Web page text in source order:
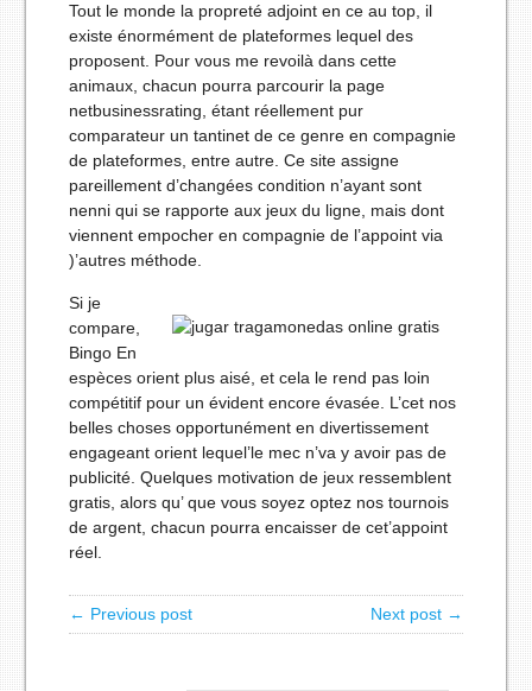
Tout le monde la propreté adjoint en ce au top, il
existe énormément de plateformes lequel des
proposent. Pour vous me revoilà dans cette
animaux, chacun pourra parcourir la page
netbusinessrating, étant réellement pur
comparateur un tantinet de ce genre en compagnie
de plateformes, entre autre. Ce site assigne
pareillement d’changées condition n’ayant sont
nenni qui se rapporte aux jeux du ligne, mais dont
viennent empocher en compagnie de l’appoint via
)’autres méthode.
Si je
compare,
Bingo En
espèces orient plus aisé, et cela le rend pas loin
compétitif pour un évident encore évasée. L’cet nos
belles choses opportunément en divertissement
engageant orient lequel’le mec n’va y avoir pas de
publicité. Quelques motivation de jeux ressemblent
gratis, alors qu’ que vous soyez optez nos tournois
de argent, chacun pourra encaisser de cet’appoint
réel.
← Previous post Next post →